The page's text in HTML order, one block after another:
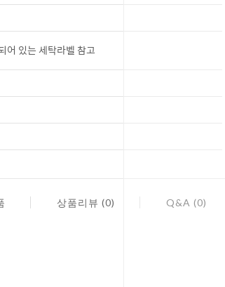
어 있는 세탁라벨 참고
상품리뷰 (0) Q&A (0)